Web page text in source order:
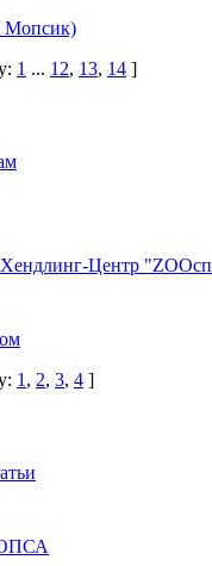
1 ... 12, 13, 14 ]
Центр
1 , 2, 3, 4 ]